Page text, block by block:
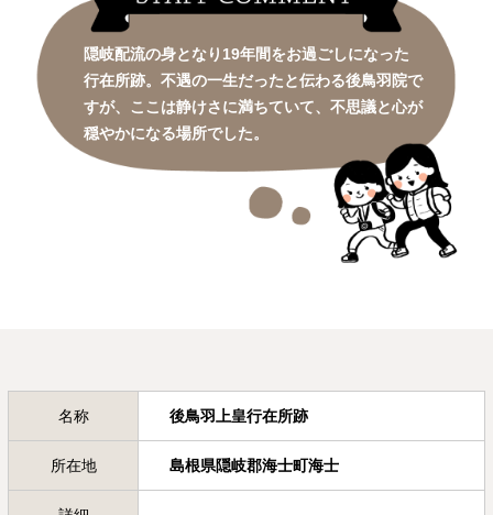
隠岐配流の身となり19年間をお過ごしになった
行在所跡。不遇の一生だったと伝わる後鳥羽院で
すが、ここは静けさに満ちていて、不思議と心が
穏やかになる場所でした。
名称 後鳥羽上皇行在所跡
所在地 島根県隠岐郡海士町海士